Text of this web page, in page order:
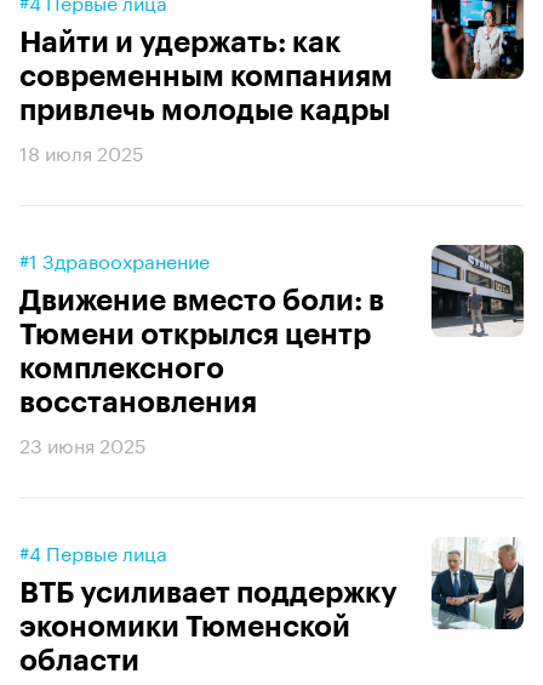
Найти и удержать: как
современным компаниям
привлечь молодые кадры
18 июля 2025
#1 Здравоохранение
Движение вместо боли: в
Тюмени открылся центр
комплексного
восстановления
23 июня 2025
#4 Первые лица
ВТБ усиливает поддержку
экономики Тюменской
области